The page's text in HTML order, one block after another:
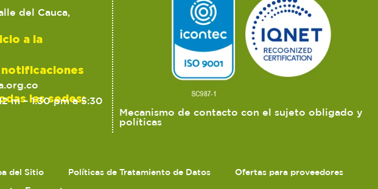
del Cauca,
a la
las sedes:
m – 1:30 pm a 5:30
Mecanismo de contacto con el sujeto obligado y
políticas
del Sitio Políticas de Tratamiento de Datos
Ofertas para proveedores